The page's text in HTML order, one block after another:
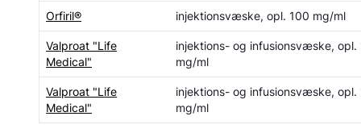
Orfiril® injektionsvæske, opl. 100 mg/ml
Valproat "Life
Medical"
injektions- og infusionsvæske, opl.
mg/ml
Valproat "Life
Medical"
injektions- og infusionsvæske, opl.
mg/ml